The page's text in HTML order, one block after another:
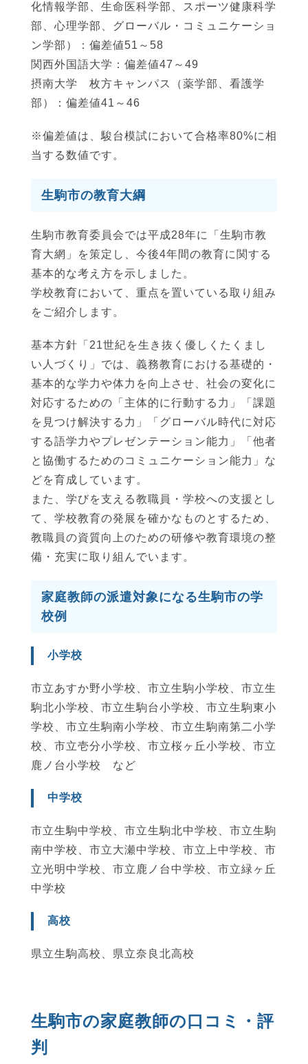
化情報学部、生命医科学部、スポーツ健康科学
部、心理学部、グローバル・コミュニケーショ
ン学部）：偏差値51～58
関西外国語大学：偏差値47～49
摂南大学 枚方キャンパス（薬学部、看護学
部）：偏差値41～46
※偏差値は、駿台模試において合格率80%に相
当する数値です。
生駒市の教育大綱
生駒市教育委員会では平成28年に「生駒市教
育大網」を策定し、今後4年間の教育に関する
基本的な考え方を示しました。
学校教育において、重点を置いている取り組み
をご紹介します。
基本方針「21世紀を生き抜く優しくたくまし
い人づくり」では、義務教育における基礎的・
基本的な学力や体力を向上させ、社会の変化に
対応するための「主体的に行動する力」「課題
を見つけ解決する力」「グローバル時代に対応
する語学力やプレゼンテーション能力」「他者
と協働するためのコミュニケーション能力」な
どを育成しています。
また、学びを支える教職員・学校への支援とし
て、学校教育の発展を確かなものとするため、
教職員の資質向上のための研修や教育環境の整
備・充実に取り組んでいます。
家庭教師の派遣対象になる生駒市の学
校例
小学校
市立あすか野小学校、市立生駒小学校、市立生
駒北小学校、市立生駒台小学校、市立生駒東小
学校、市立生駒南小学校、市立生駒南第二小学
校、市立壱分小学校、市立桜ヶ丘小学校、市立
鹿ノ台小学校 など
中学校
市立生駒中学校、市立生駒北中学校、市立生駒
南中学校、市立大瀬中学校、市立上中学校、市
立光明中学校、市立鹿ノ台中学校、市立緑ヶ丘
中学校
高校
県立生駒高校、県立奈良北高校
生駒市の家庭教師の口コミ・評
判